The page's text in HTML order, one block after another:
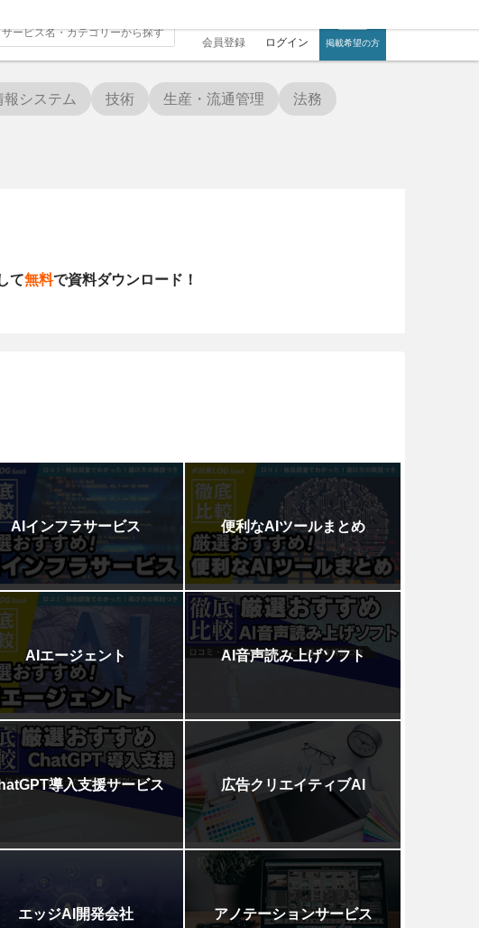
会員登録 ログイン 掲載希望の方
報システム 技術 生産・流通管理
法務
て無料で資料ダウンロード！
AIインフラサービス 便利なAIツールまとめ
AIエージェント AI音声読み上げソフト
導入支援サービス 広告クリエイティブAI
エッジAI開発会社 アノテーションサービス